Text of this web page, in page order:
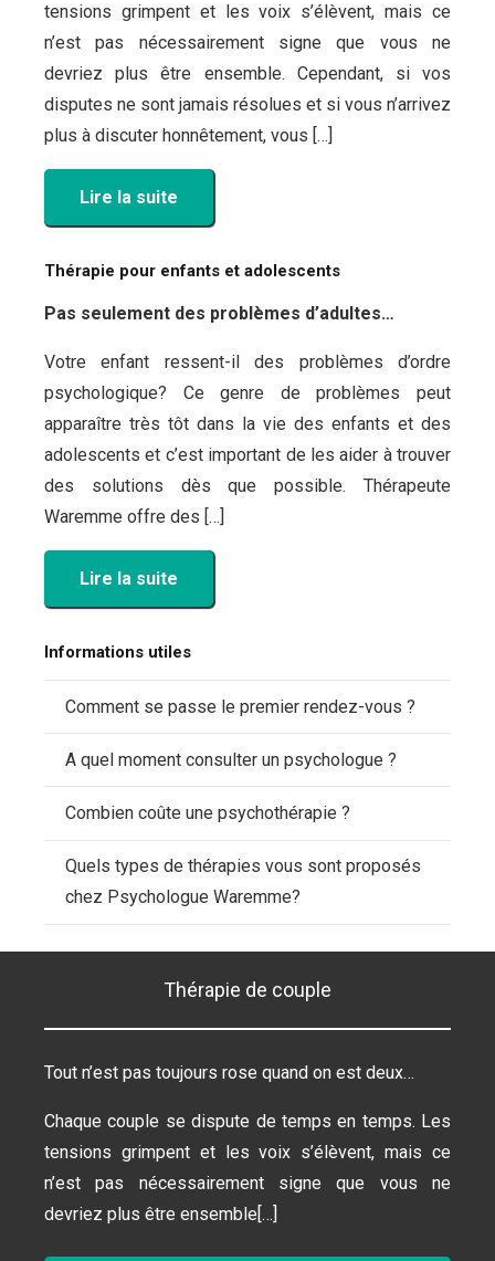
tensions grimpent et les voix s’élèvent, mais ce
n’est pas nécessairement signe que vous ne
devriez plus être ensemble. Cependant, si vos
disputes ne sont jamais résolues et si vous n’arrivez
plus à discuter honnêtement, vous […]
Lire la suite
Thérapie pour enfants et adolescents
Pas seulement des problèmes d’adultes…
Votre enfant ressent-il des problèmes d’ordre
psychologique? Ce genre de problèmes peut
apparaître très tôt dans la vie des enfants et des
adolescents et c’est important de les aider à trouver
des solutions dès que possible. Thérapeute
Waremme offre des […]
Lire la suite
Informations utiles
Comment se passe le premier rendez-vous ?
A quel moment consulter un psychologue ?
Combien coûte une psychothérapie ?
Quels types de thérapies vous sont proposés
chez Psychologue Waremme?
Thérapie de couple
Tout n’est pas toujours rose quand on est deux…
Chaque couple se dispute de temps en temps. Les
tensions grimpent et les voix s’élèvent, mais ce
n’est pas nécessairement signe que vous ne
devriez plus être ensemble[…]